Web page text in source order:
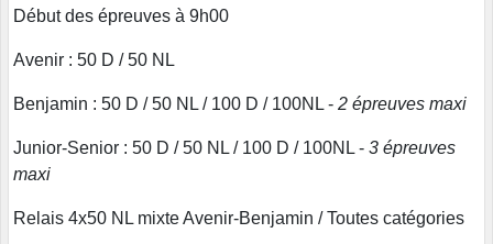
Début des épreuves à 9h00
Avenir : 50 D / 50 NL
Benjamin : 50 D / 50 NL / 100 D / 100NL - 2 épreuves maxi
Junior-Senior : 50 D / 50 NL / 100 D / 100NL - 3 épreuves
maxi
Relais 4x50 NL mixte Avenir-Benjamin / Toutes catégories